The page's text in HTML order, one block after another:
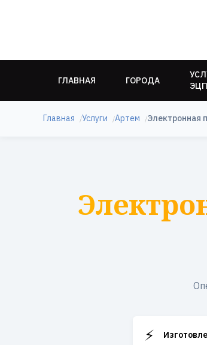
ГЛАВНАЯ ГОРОДА
ЭЦП
Главная Услуги Артем Электронная
⚡